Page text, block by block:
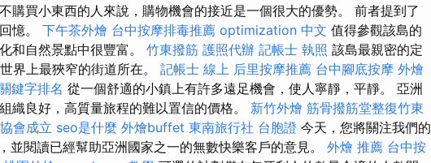
購買小東西的人來說，購物機會的接近是一個很大的優勢。 前者提到了
憶。 下午茶外燴 台中按摩排毒推薦 optimization 中文 值得參觀該島的
和自然景點中很豐富。 竹東撥筋 護照代辦 記帳士 執照 該島最親密的定
界上最狹窄的街道所在。 記帳士 線上 后里按摩推薦 台中腳底按摩 外燴
鍵字排名 從一個舒適的小鎮上有許多遠足機會，使人寧靜，平靜。 亞洲
織良好，高質量旅程的難以置信的價格。 新竹外燴 筋骨撥筋堂整復竹東
協會成立 seo是什麼 外燴buffet 東南旅行社 台胞證 今天，您將關注我們的
閱讀已經幫助亞洲國家之一的無數快樂客戶的意見。 外燴 推薦 台中按